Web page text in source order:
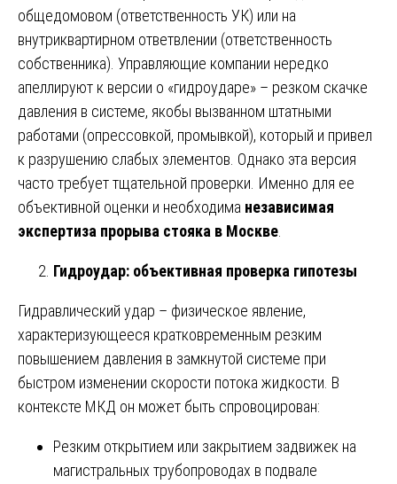
общедомовом (ответственность УК) или на
внутриквартирном ответвлении (ответственность
собственника). Управляющие компании нередко
апеллируют к версии о «гидроударе» – резком скачке
давления в системе, якобы вызванном штатными
работами (опрессовкой, промывкой), который и привел
к разрушению слабых элементов. Однако эта версия
часто требует тщательной проверки. Именно для ее
объективной оценки и необходима независимая
экспертиза прорыва стояка в Москве
Гидроудар: объективная проверка гипотезы
Гидравлический удар – физическое явление,
характеризующееся кратковременным резким
повышением давления в замкнутой системе при
быстром изменении скорости потока жидкости. В
контексте МКД он может быть спровоцирован:
Резким открытием или закрытием задвижек на
магистральных трубопроводах в подвале